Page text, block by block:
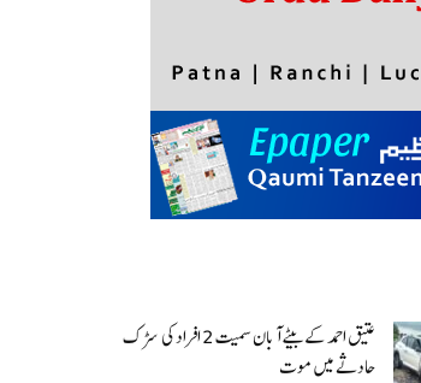
عتیق احمد کے بیٹے آبان سمیت 2 افراد کی سڑک
حادثے میں موت